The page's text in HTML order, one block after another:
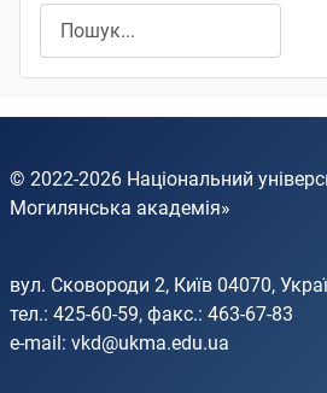
© 2022-2026 Національний
Могилянська академія»
вул. Сковороди 2, Київ 04070,
тел.: 425-60-59, факс.: 463-67-83
e-mail: vkd@ukma.edu.ua